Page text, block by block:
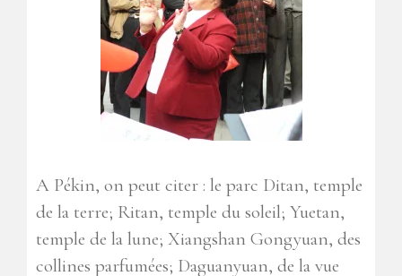
A Pékin, on peut citer : le parc Ditan, temple
de la terre; Ritan, temple du soleil; Yuetan,
temple de la lune; Xiangshan Gongyuan, des
collines parfumées; Daguanyuan, de la vue